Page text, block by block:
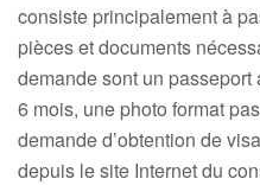
consiste principalement à
pièces et documents
demande sont un
6 mois, une photo format
demande d’obtention de
depuis le site Internet du